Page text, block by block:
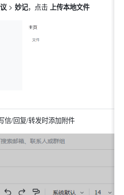
> 妙记，点击 上传本地文件
信/回复/转发时添加附件